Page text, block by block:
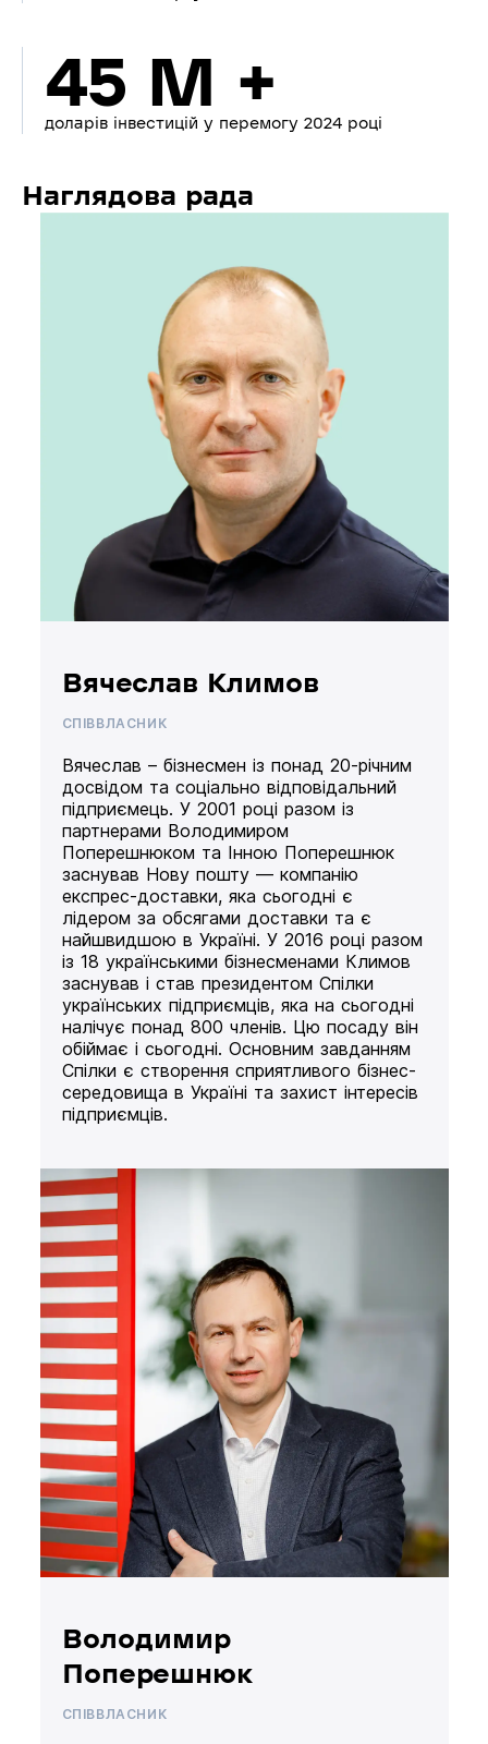
45 M +
доларів інвестицій у перемогу 2024 році
Наглядова рада
Вячеслав Климов
СПІВВЛАСНИК
Вячеслав – бізнесмен із понад 20-річним
досвідом та соціально відповідальний
підприємець. У 2001 році разом із
партнерами Володимиром
Поперешнюком та Інною Поперешнюк
заснував Нову пошту — компанію
експрес-доставки, яка сьогодні є
лідером за обсягами доставки та є
найшвидшою в Україні. У 2016 році разом
із 18 українськими бізнесменами Климов
заснував і став президентом Спілки
українських підприємців, яка на сьогодні
налічує понад 800 членів. Цю посаду він
обіймає і сьогодні. Основним завданням
Спілки є створення сприятливого бізнес-
середовища в Україні та захист інтересів
підприємців.
Володимир
Поперешнюк
СПІВВЛАСНИК